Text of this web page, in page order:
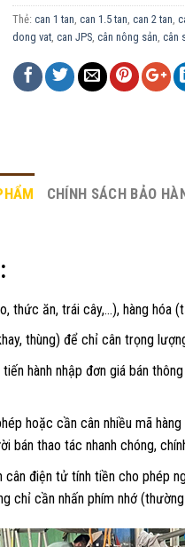
Thẻ: can 1 tan, can 1.5 tan, can 2 tan,
dong vat, can JPS, cân nông sản, cân
CHÍNH SÁCH BẢO
thức ăn, trái cây,…), hàng
thùng) để chỉ cân trọng
hành nhập đơn giá bán
hoặc cần cân nhiều mã
bán thao tác nhanh chóng,
cân điện tử tính tiền cho phép
chỉ cần nhấn phím nhớ